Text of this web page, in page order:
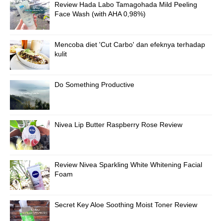
Review Hada Labo Tamagohada Mild Peeling
Face Wash (with AHA 0,98%)
Mencoba diet 'Cut Carbo' dan efeknya terhadap
kulit
Do Something Productive
Nivea Lip Butter Raspberry Rose Review
Review Nivea Sparkling White Whitening Facial
Foam
Secret Key Aloe Soothing Moist Toner Review